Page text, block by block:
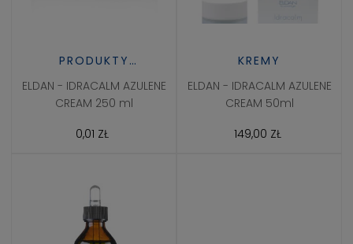
PRODUKTY
PROFESJONALNE
ELDAN - IDRACALM AZULENE
CREAM 250 ml
0,01 ZŁ
KREMY
ELDAN - IDRACALM AZULENE
CREAM 50ml
149,00 ZŁ